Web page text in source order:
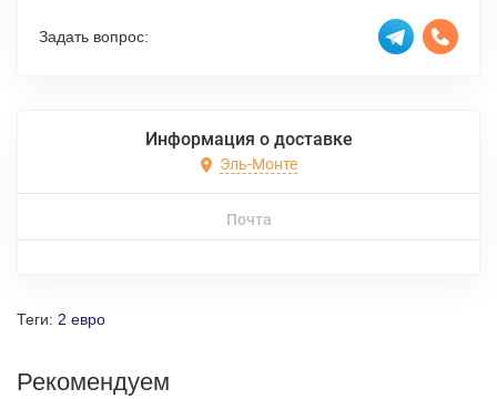
Задать вопрос:
Информация о доставке
Эль-Монте
Почта
Теги: 2 евро
Рекомендуем